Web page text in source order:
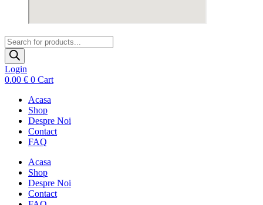
Products
search
Login
0.00 € 0 Cart
Acasa
Shop
Despre Noi
Contact
FAQ
Acasa
Shop
Despre Noi
Contact